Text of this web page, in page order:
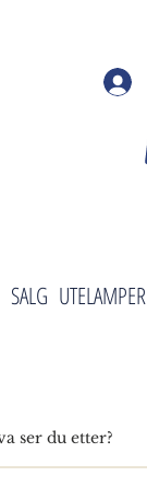
SALG UTELAMPER